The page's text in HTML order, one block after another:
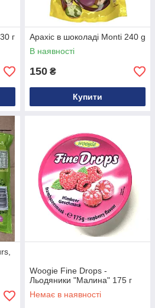
г
Арахіс в шоколаді Monti 240 g
В наявності
150 ₴
Купити
Woogie Fine Drops -
Льодяники "Малина" 175 г
Немає в наявності